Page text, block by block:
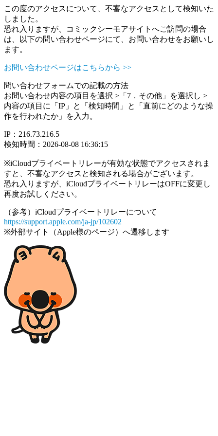
この度のアクセスについて、不審なアクセスとして検知いた
しました。
恐れ入りますが、コミックシーモアサイトへご訪問の場合
は、以下の問い合わせページにて、お問い合わせをお願いし
ます。
お問い合わせページはこちらから >>
問い合わせフォームでの記載の方法
お問い合わせ内容の項目を選択 >「7．その他」を選択し >
内容の項目に「IP」と「検知時間」と「直前にどのような操
作を行われたか」を入力。
IP：216.73.216.5
検知時間：2026-08-08 16:36:15
※iCloudプライベートリレーが有効な状態でアクセスされま
すと、不審なアクセスと検知される場合がございます。
恐れ入りますが、iCloudプライベートリレーはOFFに変更し
再度お試しください。
（参考）iCloudプライベートリレーについて
https://support.apple.com/ja-jp/102602
※外部サイト（Apple様のページ）へ遷移します